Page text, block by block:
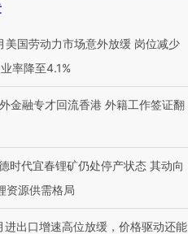
美国劳动力市场意外放缓 岗位减少
率降至4.1%
金融专才回流香港 外籍工作签证翻
时代宜春锂矿仍处停产状态 其动向
资源供需格局
进出口增速高位放缓，价格驱动还能